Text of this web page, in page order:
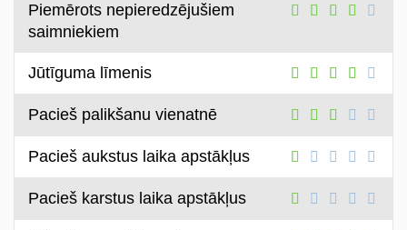
Piemērots nepieredzējušiem
saimniekiem
Jūtīguma līmenis
Pacieš palikšanu vienatnē
Pacieš aukstus laika apstākļus
Pacieš karstus laika apstākļus